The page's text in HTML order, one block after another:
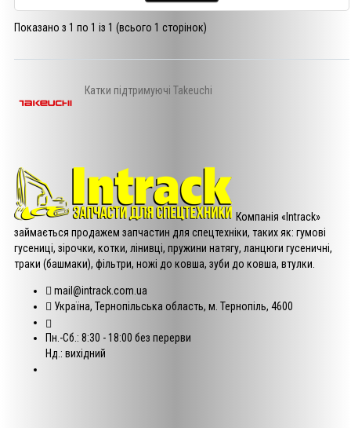
Показано з 1 по 1 із 1 (всього 1 сторінок)
Катки підтримуючі Takeuchi
Компанія «Intrack»
займається продажем запчастин для спецтехніки, таких як: гумові
гусениці, зірочки, котки, лінивці, пружини натягу, ланцюги гусеничні,
траки (башмаки), фільтри, ножі до ковша, зуби до ковша, втулки.
mail@intrack.com.ua
Україна, Тернопільська область, м. Тернопіль, 4600
Пн.-Сб.: 8:30 - 18:00 без перерви
Нд.: вихідний